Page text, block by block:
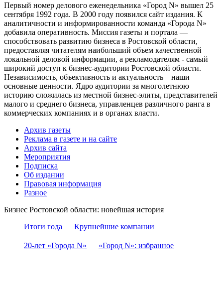
Первый номер делового еженедельника «Город N» вышел 25
сентября 1992 года. В 2000 году появился сайт издания. К
аналитичности и информированности команда «Города N»
добавила оперативность. Миссия газеты и портала —
способствовать развитию бизнеса в Ростовской области,
предоставляя читателям наибольший объем качественной
локальной деловой информации, а рекламодателям - самый
широкий доступ к бизнес-аудитории Ростовской области.
Независимость, объективность и актуальность – наши
основные ценности. Ядро аудитории за многолетнюю
историю сложилась из местной бизнес-элиты, представителей
малого и среднего бизнеса, управленцев различного ранга в
коммерческих компаниях и в органах власти.
Архив газеты
Реклама в газете и на сайте
Архив сайта
Мероприятия
Подписка
Об издании
Правовая информация
Разное
Бизнес Ростовской области: новейшая история
Итоги года
Крупнейшие компании
20-лет «Города N» «Город N»: избранное